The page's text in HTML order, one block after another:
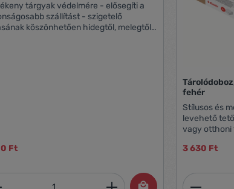
mennyiséget, vagy
tárgyak védelmére - elősegíti a
szállítást - szigetelő
köszönhetően hidegtől, melegtől
Ft
Adja meg a
fehér
Stílusos és
levehető
vagy otthoni
polcokra
Kösse át
3 630 Ft